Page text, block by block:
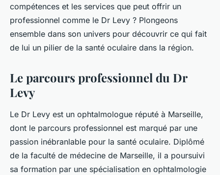
compétences et les services que peut offrir un
professionnel comme le Dr Levy ? Plongeons
ensemble dans son univers pour découvrir ce qui fait
de lui un pilier de la santé oculaire dans la région.
Le parcours professionnel du Dr
Levy
Le Dr Levy est un ophtalmologue réputé à Marseille,
dont le parcours professionnel est marqué par une
passion inébranlable pour la santé oculaire. Diplômé
de la faculté de médecine de Marseille, il a poursuivi
sa formation par une spécialisation en ophtalmologie